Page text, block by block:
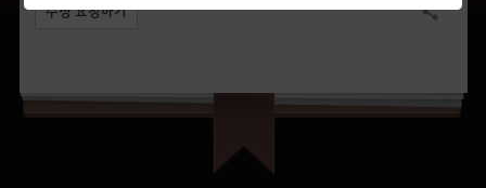
수정 요청하기 공유하기